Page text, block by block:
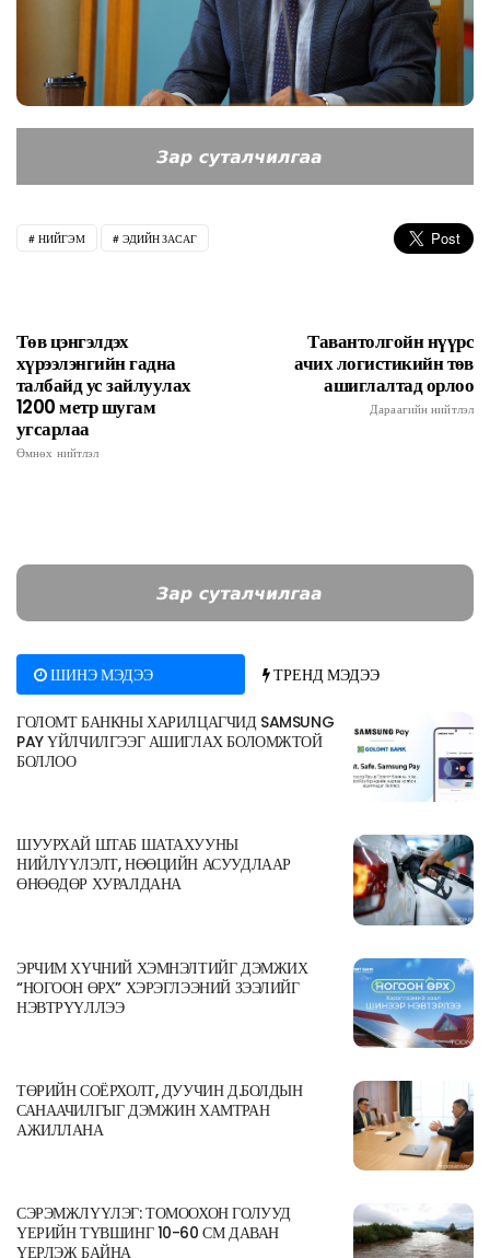
НИЙГЭМ ЭДИЙН ЗАСАГ
Төв цэнгэлдэх
хүрээлэнгийн гадна
талбайд ус зайлуулах
1200 метр шугам
угсарлаа
Өмнөх нийтлэл
Тавантолгойн нүүрс
ачих логистикийн төв
ашиглалтад орлоо
Дараагийн нийтлэл
ШИНЭ МЭДЭЭ ТРЕНД МЭДЭЭ
ГОЛОМТ БАНКНЫ ХАРИЛЦАГЧИД SAMSUNG
PAY ҮЙЛЧИЛГЭЭГ АШИГЛАХ БОЛОМЖТОЙ
БОЛЛОО
ШУУРХАЙ ШТАБ ШАТАХУУНЫ
НИЙЛҮҮЛЭЛТ, НӨӨЦИЙН АСУУДЛААР
ӨНӨӨДӨР ХУРАЛДАНА
ЭРЧИМ ХҮЧНИЙ ХЭМНЭЛТИЙГ ДЭМЖИХ
“НОГООН ӨРХ” ХЭРЭГЛЭЭНИЙ ЗЭЭЛИЙГ
НЭВТРҮҮЛЛЭЭ
ТӨРИЙН СОЁРХОЛТ, ДУУЧИН Д.БОЛДЫН
САНААЧИЛГЫГ ДЭМЖИН ХАМТРАН
АЖИЛЛАНА
СЭРЭМЖЛҮҮЛЭГ: ТОМООХОН ГОЛУУД
ҮЕРИЙН ТҮВШИНГ 10-60 СМ ДАВАН
ҮЕРЛЭЖ БАЙНА